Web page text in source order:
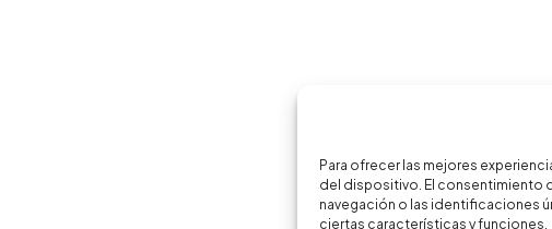
Para ofrecer las mejores
del dispositivo. El consentimiento
navegación o las identificaciones
ciertas características y funciones.